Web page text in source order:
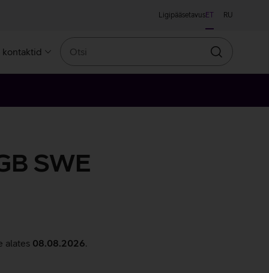
LigipääsetavusET RU
kontaktid
Otsin
SWE
alates 08.08.2026